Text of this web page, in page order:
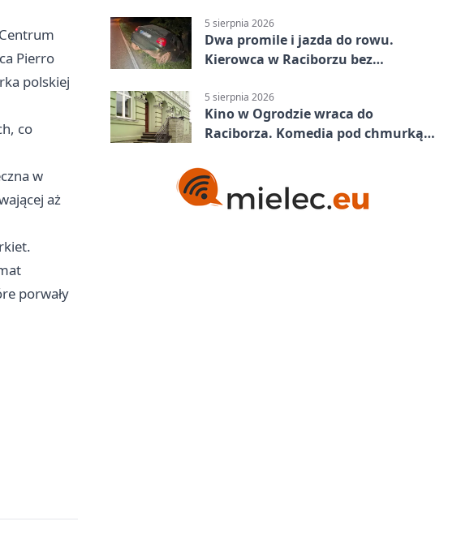
Pierro
polskiej
co
w
aż
porwały
5 sierpnia 2026
Dwa promile i jazda do rowu.
Kierowca w Raciborzu bez
5 sierpnia 2026
Kino w Ogrodzie wraca do
Raciborza. Komedia pod chmurką